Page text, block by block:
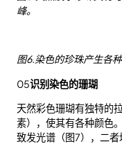
峰。
图6.染色的珍珠产生各种
05识别染色的珊瑚
天然彩色珊瑚有独特的
素），使其有各种颜色
致发光谱（图7），二者